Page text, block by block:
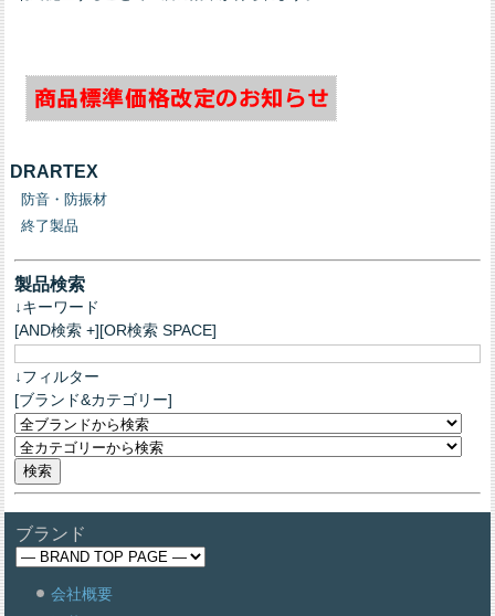
DRARTEX
防音・防振材
終了製品
製品検索
↓キーワード
[AND検索 +][OR検索 SPACE]
↓フィルター
[ブランド&カテゴリー]
ブランド
会社概要